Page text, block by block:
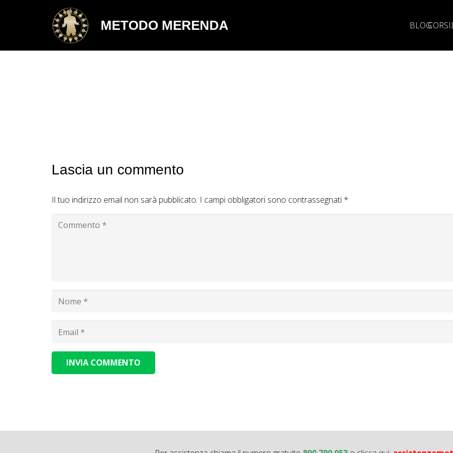
METODO MERENDA BLOGCORSI
Lascia un commento
Il tuo indirizzo email non sarà pubblicato. I campi obbligatori sono contrassegnati *
INVIA COMMENTO